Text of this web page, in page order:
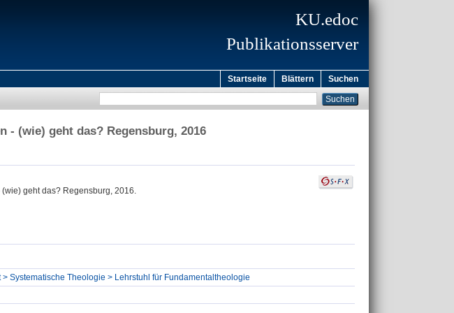
KU.edoc
Publikationsserver
Startseite Blättern Suchen
- (wie) geht das? Regensburg, 2016
geht das? Regensburg, 2016.
Systematische Theologie > Lehrstuhl für Fundamentaltheologie